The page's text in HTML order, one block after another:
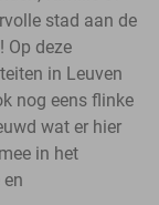
stad aan de
Op deze
in Leuven
nog eens flinke
wat er hier
in het